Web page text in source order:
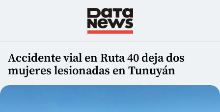
Accidente vial en Ruta 40 deja dos
mujeres lesionadas en Tunuyán